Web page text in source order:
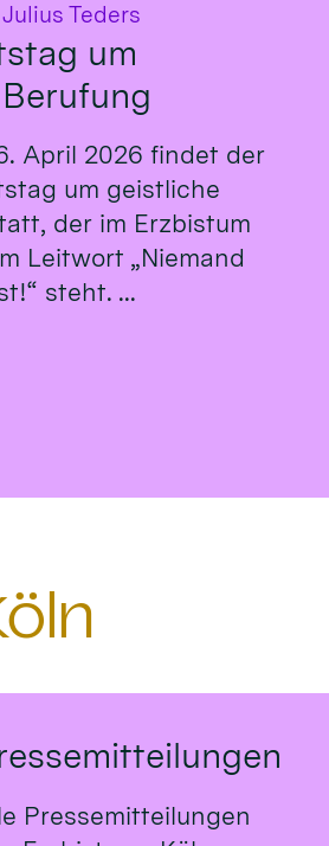
Teders
um
April 2026 findet der
um geistliche
der im Erzbistum
Leitwort „Niemand
steht. ...
Pressemitteilungen